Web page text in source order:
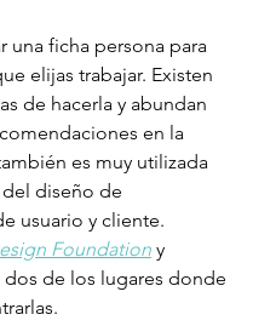
una ficha persona para
elijas trabajar. Existen
de hacerla y abundan
en la
es muy utilizada
diseño de
usuario y cliente.
Foundation y
de los lugares donde